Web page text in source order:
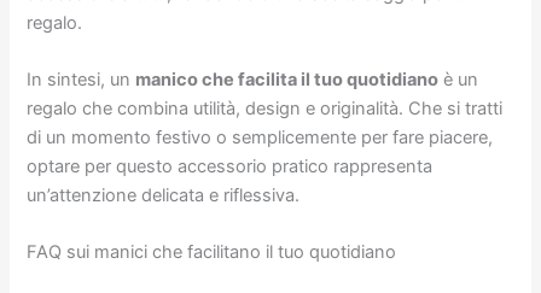
regalo.
In sintesi, un manico che facilita il tuo quotidiano è un
regalo che combina utilità, design e originalità. Che si tratti
di un momento festivo o semplicemente per fare piacere,
optare per questo accessorio pratico rappresenta
un’attenzione delicata e riflessiva.
FAQ sui manici che facilitano il tuo quotidiano